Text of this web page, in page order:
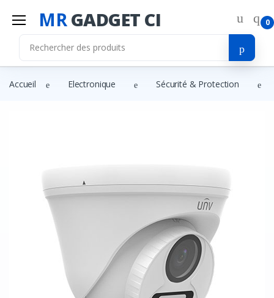
MRGADGET CI 0
Accueil Electronique Sécurité & Protection